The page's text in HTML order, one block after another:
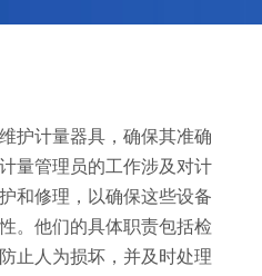
护计量器具，确保其准确
量管理员的工作涉及对计
和修理，以确保这些设备
。他们的具体职责包括检
止人为损坏，并及时处理